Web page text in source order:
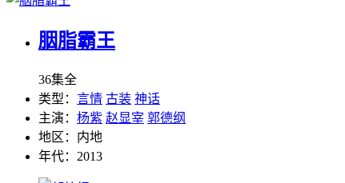
胭脂霸王
36集全
类型： 言情 古装 神话
主演： 杨紫 赵显宰 郭德纲
地区： 内地
年代： 2013